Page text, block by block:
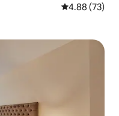
平均评分
4.88 (73)